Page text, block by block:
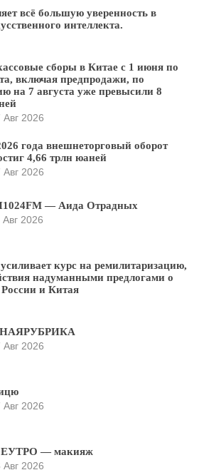
всё большую уверенность в
интеллекта.
сборы в Китае с 1 июня по
включая предпродажи, по
на 7 августа уже превысили 8
Авг 2026
года внешнеторговый оборот
4,66 трлн юаней
Авг 2026
— Аида Отрадных
Авг 2026
курс на ремилитаризацию,
надуманными предлогами о
России и Китая
Авг 2026
Авг 2026
— макияж
Авг 2026